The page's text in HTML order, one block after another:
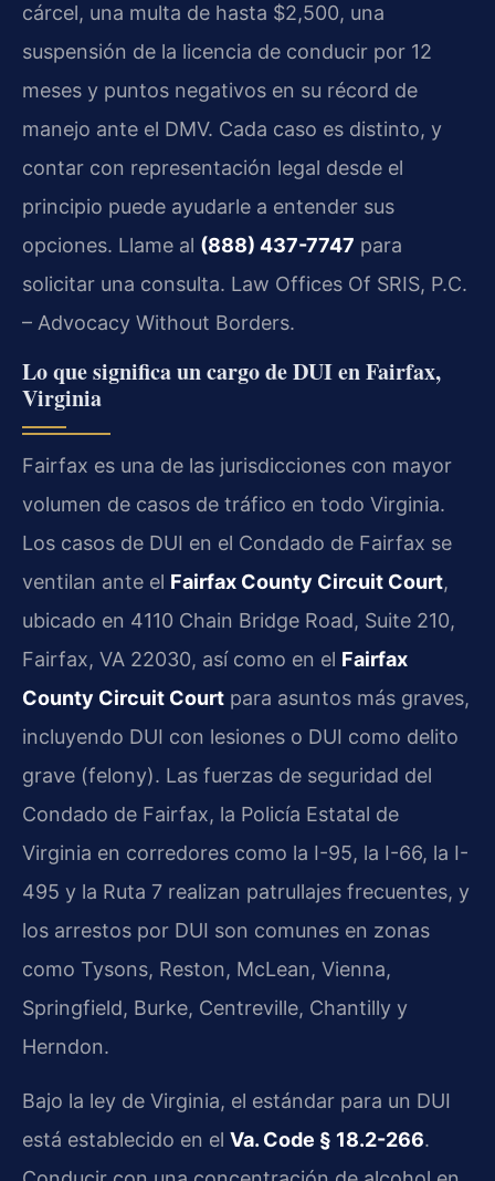
cárcel, una multa de hasta $2,500, una
suspensión de la licencia de conducir por 12
meses y puntos negativos en su récord de
manejo ante el DMV. Cada caso es distinto, y
contar con representación legal desde el
principio puede ayudarle a entender sus
opciones. Llame al (888) 437-7747 para
solicitar una consulta. Law Offices Of SRIS, P.C.
– Advocacy Without Borders.
Lo que significa un cargo de DUI en Fairfax,
Virginia
Fairfax es una de las jurisdicciones con mayor
volumen de casos de tráfico en todo Virginia.
Los casos de DUI en el Condado de Fairfax se
ventilan ante el Fairfax County Circuit Court,
ubicado en 4110 Chain Bridge Road, Suite 210,
Fairfax, VA 22030, así como en el Fairfax
County Circuit Court para asuntos más graves,
incluyendo DUI con lesiones o DUI como delito
grave (felony). Las fuerzas de seguridad del
Condado de Fairfax, la Policía Estatal de
Virginia en corredores como la I-95, la I-66, la I-
495 y la Ruta 7 realizan patrullajes frecuentes, y
los arrestos por DUI son comunes en zonas
como Tysons, Reston, McLean, Vienna,
Springfield, Burke, Centreville, Chantilly y
Herndon.
Bajo la ley de Virginia, el estándar para un DUI
está establecido en el Va. Code § 18.2-266.